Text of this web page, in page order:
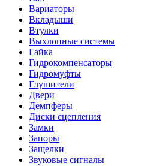
Вариаторы
Вкладыши
Втулки
Выхлопные системы
Гайка
Гидрокомпенсаторы
Гидромуфты
Глушители
Двери
Демпферы
Диски сцепления
Замки
Запоры
Защелки
Звуковые сигналы